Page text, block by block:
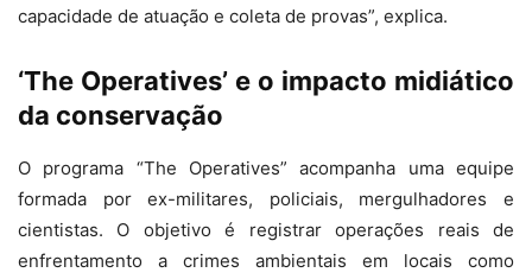
capacidade de atuação e coleta de provas”, explica.
‘The Operatives’ e o impacto midiático
da conservação
O programa “The Operatives” acompanha uma equipe
formada por ex-militares, policiais, mergulhadores e
cientistas. O objetivo é registrar operações reais de
enfrentamento a crimes ambientais em locais como